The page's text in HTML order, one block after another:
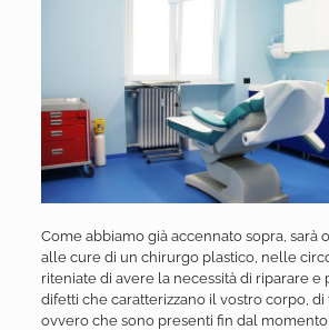
Come abbiamo già accennato sopra, sarà
alle cure di un chirurgo plastico, nelle
riteniate di avere la necessità di riparare e
difetti che caratterizzano il vostro corpo, di
ovvero che sono presenti fin dal